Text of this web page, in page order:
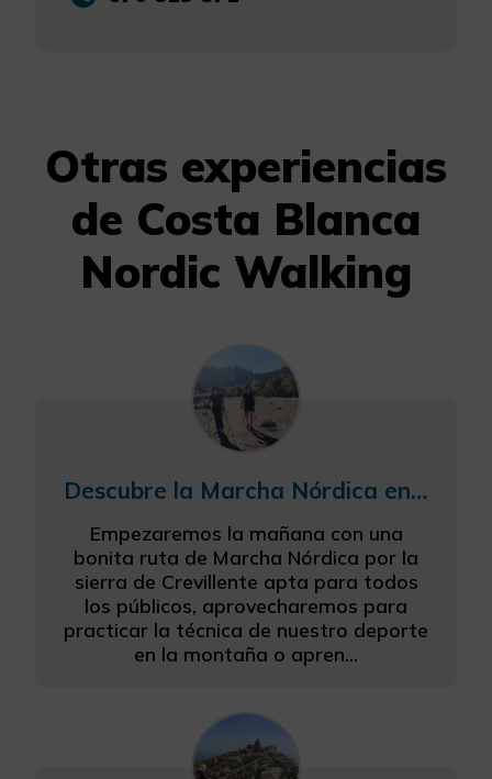
Otras experiencias
de Costa Blanca
Nordic Walking
Descubre la Marcha Nórdica en el Oasis Mediterráneo de Elche
Empezaremos la mañana con una
bonita ruta de Marcha Nórdica por la
sierra de Crevillente apta para todos
los públicos, aprovecharemos para
practicar la técnica de nuestro deporte
en la montaña o apren...